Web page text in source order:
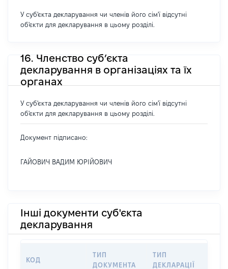
У суб'єкта декларування чи членів його сім'ї відсутні
об'єкти для декларування в цьому розділі.
16. Членство суб’єкта
декларування в організаціях та їх
органах
У суб'єкта декларування чи членів його сім'ї відсутні
об'єкти для декларування в цьому розділі.
Документ підписано:
ГАЙОВИЧ ВАДИМ ЮРІЙОВИЧ
Інші документи суб'єкта
декларування
КОД
ТИП
ДОКУМЕНТА
ТИП
ДЕКЛАРАЦІЇ